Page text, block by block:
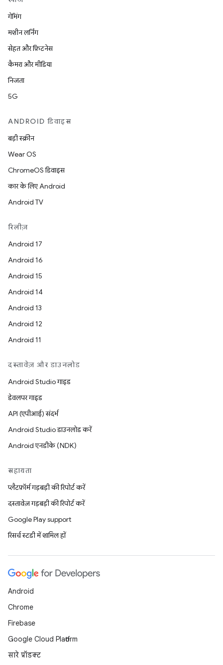
गेमिंग
मशीन लर्निंग
सेहत और फ़िटनेस
कैमरा और मीडिया
निजता
5G
ANDROID डिवाइस
बड़ी स्क्रीन
Wear OS
ChromeOS डिवाइस
कार के लिए Android
Android TV
रिलीज़
Android 17
Android 16
Android 15
Android 14
Android 13
Android 12
Android 11
दस्तावेज़ और डाउनलोड
Android Studio गाइड
डेवलपर गाइड
API (एपीआई) संदर्भ
Android Studio डाउनलोड करें
Android एनडीके (NDK)
सहायता
प्लैटफ़ॉर्म गड़बड़ी की रिपोर्ट करें
दस्तावेज़ गड़बड़ी की रिपोर्ट करें
Google Play support
रिसर्च स्टडी में शामिल हों
Android
Chrome
Firebase
Google Cloud Platform
सारे प्रॉडक्ट